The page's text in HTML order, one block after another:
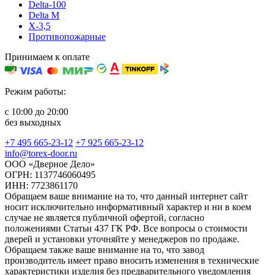
Delta-100
Delta M
X-3,5
Противопожарные
Принимаем к оплате
Режим работы:
с 10:00 до 20:00
без выходных
+7 495 665-23-12 +7 925 665-23-12
info@torex-door.ru
ООО «Дверное Дело»
ОГРН: 1137746060495
ИНН: 7723861170
Обращаем ваше внимание на то, что данный интернет сайт
носит исключительно информативный характер и ни в коем
случае не является публичной офертой, согласно
положениями Статьи 437 ГК РФ. Все вопросы о стоимости
дверей и установки уточняйте у менеджеров по продаже.
Обращаем также ваше внимание на то, что завод
производитель имеет право вносить изменения в технические
характеристики изделия без предварительного уведомления